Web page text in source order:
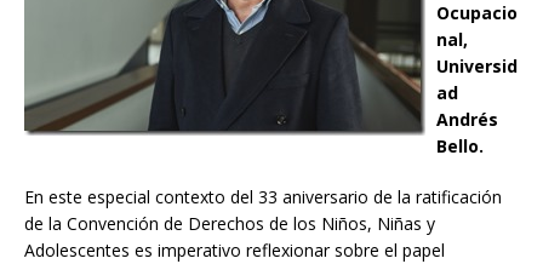
Ocupacio
nal,
Universid
ad
Andrés
Bello.
En este especial contexto del 33 aniversario de la ratificación
de la Convención de Derechos de los Niños, Niñas y
Adolescentes es imperativo reflexionar sobre el papel